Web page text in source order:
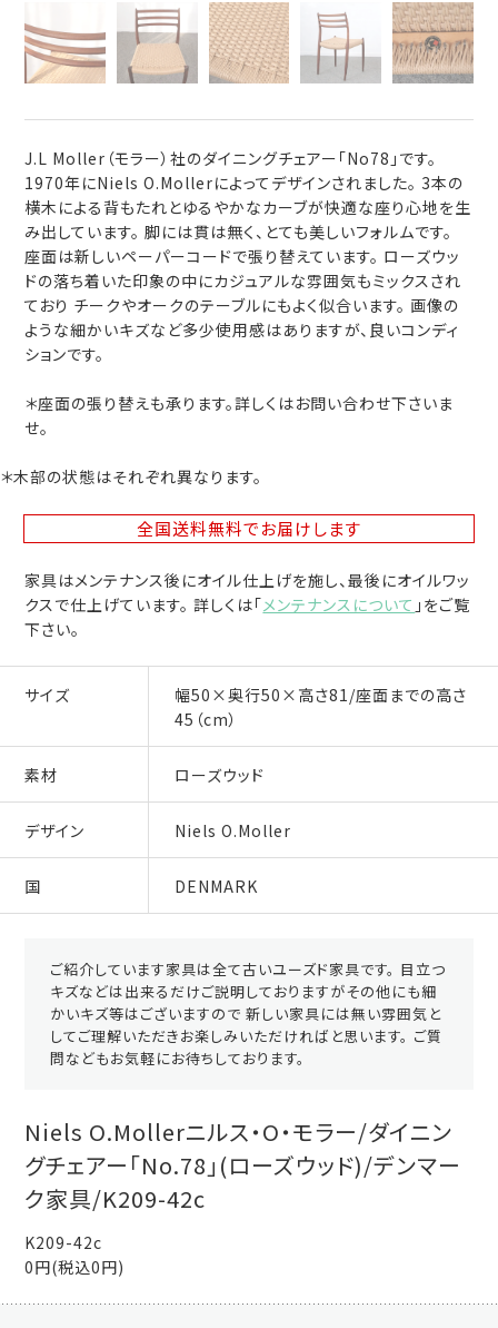
J.L Moller（モラー）社のダイニングチェアー「No78」です。
1970年にNiels O.Mollerによってデザインされました。 3本の
横木による背もたれとゆるやかなカーブが快適な座り心地を生
み出しています。 脚には貫は無く、とても美しいフォルムです。
座面は新しいペーパーコードで張り替えています。 ローズウッ
ドの落ち着いた印象の中にカジュアルな雰囲気もミックスされ
ており チークやオークのテーブルにもよく似合います。 画像の
ような細かいキズなど多少使用感はありますが、良いコンディ
ションです。
＊座面の張り替えも承ります。詳しくはお問い合わせ下さいま
せ。
＊木部の状態はそれぞれ異なります。
全国送料無料でお届けします
家具はメンテナンス後にオイル仕上げを施し、最後にオイルワッ
クスで仕上げています。 詳しくは「メンテナンスについて 」をご覧
下さい。
サイズ
幅50×奥行50×高さ81/座面までの高さ
45（cm）
素材 ローズウッド
デザイン Niels O.Moller
国 DENMARK
ご紹介しています家具は全て古いユーズド家具です。 目立つ
キズなどは出来るだけご説明しておりますがその他にも細
かいキズ等はございますので 新しい家具には無い雰囲気と
してご理解いただきお楽しみいただければと思います。 ご質
問などもお気軽にお待ちしております。
Niels O.Mollerニルス・O・モラー/ダイニン
グチェアー「No.78」(ローズウッド)/デンマー
ク家具/K209-42c
K209-42c
0円(税込0円)